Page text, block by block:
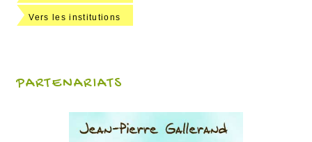
Vers les institutions
PARTENARIATS